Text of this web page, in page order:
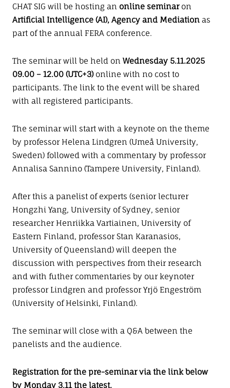
CHAT SIG will be hosting an online seminar on
Artificial Intelligence (AI), Agency and Mediation as
part of the annual FERA conference.
The seminar will be held on Wednesday 5.11.2025
09.00 – 12.00 (UTC+3)online with no cost to
participants. The link to the event will be shared
with all registered participants.
The seminar will start with a keynote on the theme
by professor Helena Lindgren (Umeå University,
Sweden) followed with a commentary by professor
Annalisa Sannino (Tampere University, Finland).
After this a panelist of experts (senior lecturer
Hongzhi Yang, University of Sydney, senior
researcher Henriikka Vartiainen, University of
Eastern Finland, professor Stan Karanasios,
University of Queensland) will deepen the
discussion with perspectives from their research
and with futher commentaries by our keynoter
professor Lindgren and professor Yrjö Engeström
(University of Helsinki, Finland).
The seminar will close with a Q&A between the
panelists and the audience.
Registration for the pre-seminar via the link below
by Monday 3.11 the latest.